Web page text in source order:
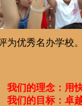
为优秀名办学校。
我们的理念：用
们的目标：卓越